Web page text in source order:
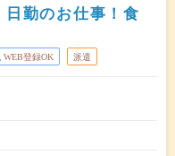
勤のお仕事！食
WEB登録OK 派遣